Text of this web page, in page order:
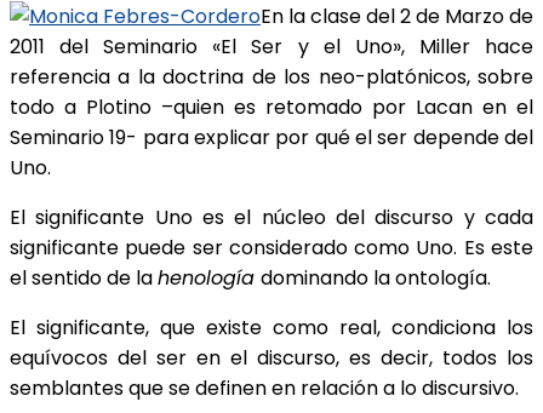
En la clase del 2 de Marzo de
2011 del Seminario «El Ser y el Uno», Miller hace
referencia a la doctrina de los neo-platónicos, sobre
todo a Plotino –quien es retomado por Lacan en el
Seminario 19- para explicar por qué el ser depende del
Uno.
El significante Uno es el núcleo del discurso y cada
significante puede ser considerado como Uno. Es este
el sentido de lahenología dominando la ontología.
El significante, que existe como real, condiciona los
equívocos del ser en el discurso, es decir, todos los
semblantes que se definen en relación a lo discursivo.